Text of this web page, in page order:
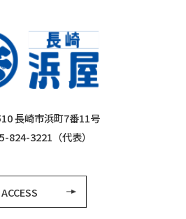
長崎市浜町7番11号
824-3221（代表）
ACCESS